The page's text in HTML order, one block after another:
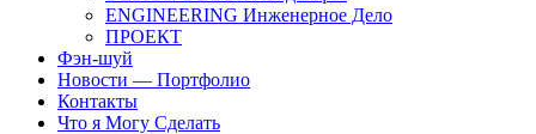
ENGINEERING Инженерное Дело
ПРОЕКТ
Фэн-шуй
Новости — Портфолио
Контакты
Что я Могу Сделать